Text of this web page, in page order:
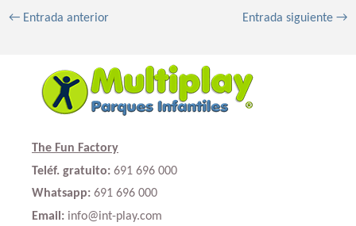
←Entrada anterior Entrada siguiente→
The Fun Factory
Teléf. gratuito: 691 696 000
Whatsapp: 691 696 000
Email: info@int-play.com